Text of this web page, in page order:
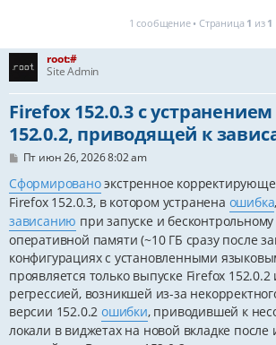
1 сообщение • Страница 1 из 1
root:#
Site Admin
Firefox 152.0.3 с
152.0.2, приводящей к
С
о
б
щ
е
н
и
е
Пт июн 26, 2026 8:02 am
Сформированоэкстренное
Firefox 152.0.3, в котором устранена ошибка
зависанию при запуске и
оперативной памяти (~10 ГБ сразу после
конфигурациях с установленными
проявляется только выпуске Firefox
регрессией, возникшей из-за
версии 152.0.2ошибки, приводившей к
локали в виджетах на новой вкладке